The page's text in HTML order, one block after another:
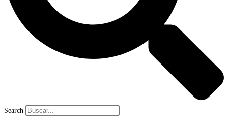
Search